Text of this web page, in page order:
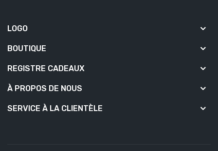
LOGO
BOUTIQUE
REGISTRE CADEAUX
À PROPOS DE NOUS
SERVICE À LA CLIENTÈLE